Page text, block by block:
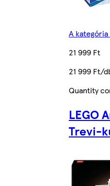
A
21 999 Ft
21 999 Ft/
Quantity
LEGO
Trevi-